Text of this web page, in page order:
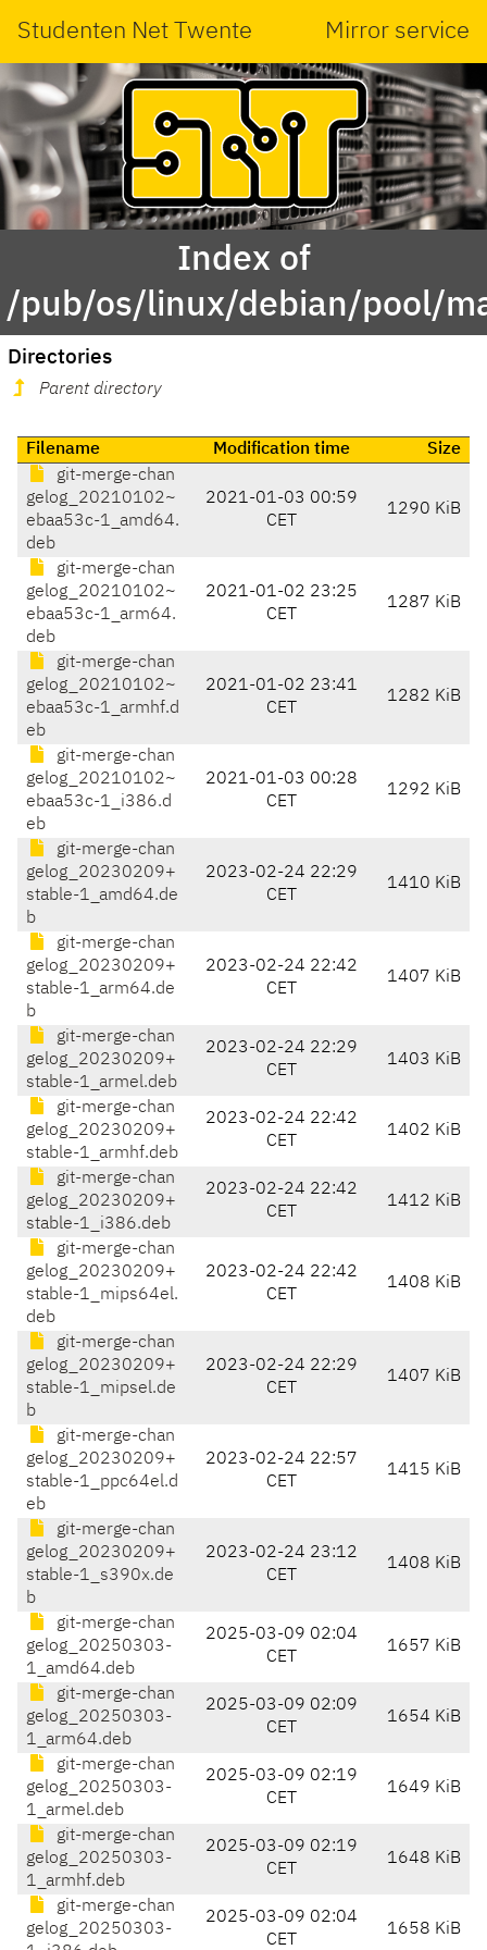
Studenten Net Twente Mirror service
Index of
/pub/os/linux/debian/pool/
Directories
Parent directory
Filename Modification time
Size
git-merge-chan
gelog_20210102~
ebaa53c-1_amd64.
deb
2021-01-03 00:59
CET
1290 KiB
git-merge-chan
gelog_20210102~
ebaa53c-1_arm64.
deb
2021-01-02 23:25
CET
1287 KiB
git-merge-chan
gelog_20210102~
ebaa53c-1_armhf.d
eb
2021-01-02 23:41
CET
1282 KiB
git-merge-chan
gelog_20210102~
ebaa53c-1_i386.d
eb
2021-01-03 00:28
CET
1292 KiB
git-merge-chan
gelog_20230209+
stable-1_amd64.de
b
2023-02-24 22:29
CET
1410 KiB
git-merge-chan
gelog_20230209+
stable-1_arm64.de
b
2023-02-24 22:42
CET
1407 KiB
git-merge-chan
gelog_20230209+
stable-1_armel.deb
2023-02-24 22:29
CET
1403 KiB
git-merge-chan
gelog_20230209+
stable-1_armhf.deb
2023-02-24 22:42
CET
1402 KiB
git-merge-chan
gelog_20230209+
stable-1_i386.deb
2023-02-24 22:42
CET
1412 KiB
git-merge-chan
gelog_20230209+
stable-1_mips64el.
deb
2023-02-24 22:42
CET
1408 KiB
git-merge-chan
gelog_20230209+
stable-1_mipsel.de
b
2023-02-24 22:29
CET
1407 KiB
git-merge-chan
gelog_20230209+
stable-1_ppc64el.d
eb
2023-02-24 22:57
CET
1415 KiB
git-merge-chan
gelog_20230209+
stable-1_s390x.de
b
2023-02-24 23:12
CET
1408 KiB
git-merge-chan
gelog_20250303-
1_amd64.deb
2025-03-09 02:04
CET
1657 KiB
git-merge-chan
gelog_20250303-
1_arm64.deb
2025-03-09 02:09
CET
1654 KiB
git-merge-chan
gelog_20250303-
1_armel.deb
2025-03-09 02:19
CET
1649 KiB
git-merge-chan
gelog_20250303-
1_armhf.deb
2025-03-09 02:19
CET
1648 KiB
git-merge-chan
gelog_20250303-
2025-03-09 02:04
CET
1658 KiB